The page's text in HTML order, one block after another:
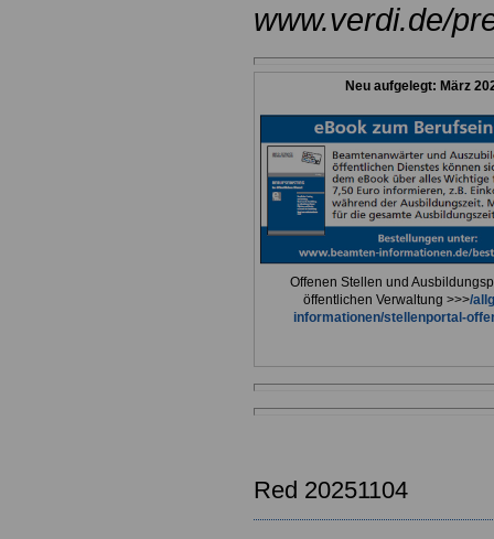
www.verdi.de/
Neu aufgelegt: März
Offenen Stellen und
öffentlichen Verwaltung >>>/
informationen/stellenportal-
Red 20251104